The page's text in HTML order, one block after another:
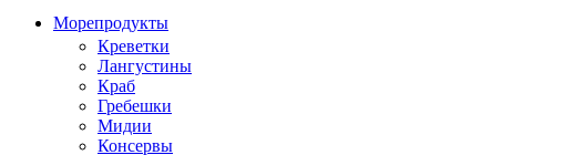
Морепродукты
Креветки
Лангустины
Краб
Гребешки
Мидии
Консервы